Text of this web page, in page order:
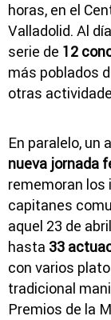
horas, en el
Valladolid. Al
serie de 12
más poblados
otras
En paralelo, un
nueva jornada
rememoran los
capitanes
aquel 23 de
hasta 33
con varios
tradicional
Premios de la